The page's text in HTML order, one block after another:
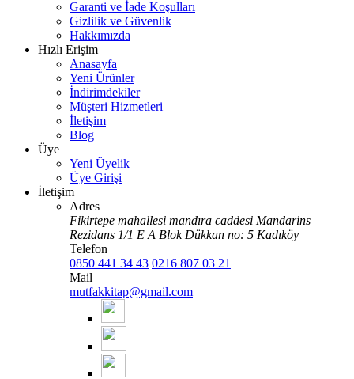
Garanti ve İade Koşulları
Gizlilik ve Güvenlik
Hakkımızda
Hızlı Erişim
Anasayfa
Yeni Ürünler
İndirimdekiler
Müşteri Hizmetleri
İletişim
Blog
Üye
Yeni Üyelik
Üye Girişi
İletişim
Adres
Fikirtepe mahallesi mandıra caddesi Mandarins
Rezidans 1/1 E A Blok Dükkan no: 5 Kadıköy
Telefon
0850 441 34 43 0216 807 03 21
Mail
mutfakkitap@gmail.com